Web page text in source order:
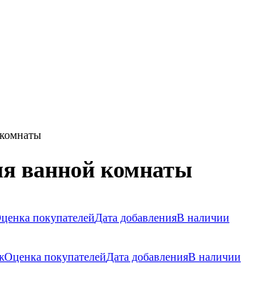
ванной комнаты
покупателейДата добавленияВ наличии
Оценка покупателейДата добавленияВ наличии